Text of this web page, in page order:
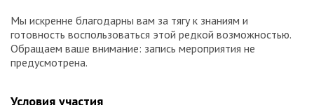
Мы искренне благодарны вам за тягу к знаниям и
готовность воспользоваться этой редкой возможностью.
Обращаем ваше внимание: запись мероприятия не
предусмотрена.
Условия участия